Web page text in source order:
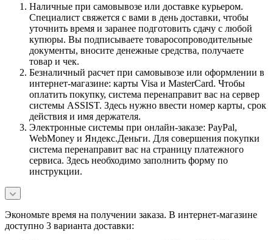
Наличные при самовывозе или доставке курьером.
Специалист свяжется с вами в день доставки, чтобы
уточнить время и заранее подготовить сдачу с любой
купюры. Вы подписываете товаросопроводительные
документы, вносите денежные средства, получаете
товар и чек.
Безналичный расчет при самовывозе или оформлении в
интернет-магазине: карты Visa и MasterCard. Чтобы
оплатить покупку, система перенаправит вас на сервер
системы ASSIST. Здесь нужно ввести номер карты, срок
действия и имя держателя.
Электронные системы при онлайн-заказе: PayPal,
WebMoney и Яндекс.Деньги. Для совершения покупки
система перенаправит вас на страницу платежного
сервиса. Здесь необходимо заполнить форму по
инструкции.
Экономьте время на получении заказа. В интернет-магазине
доступно 3 варианта доставки: